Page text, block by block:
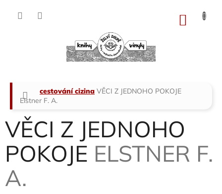
Domů
cestování cizina VĚCI Z JEDNOHO POKOJE
Elstner F. A.
VĚCI Z JEDNOHO
POKOJE ELSTNER F.
A.